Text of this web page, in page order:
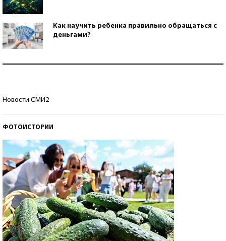
Как научить ребенка правильно обращаться с
деньгами?
Новости СМИ2
ФОТОИСТОРИИ